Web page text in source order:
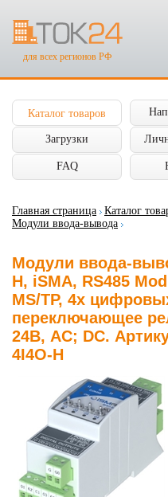
для всех регионов РФ
Каталог товаров
Загрузки
FAQ
Главная страница Каталог
Модули ввода-вывода
Модули ввода-
H, iSMA, RS485
MS/TP, 4x
переключающее
24В, AC; DC.
4I4O-H